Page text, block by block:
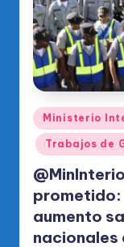
Publicado
en
Ministerio
Trabajos de
aumento
nacionales